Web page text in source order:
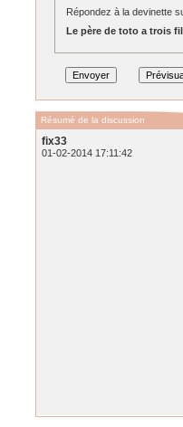
Répondez à la devinette
Le père de toto a trois
Résumé de la discussion
fix33
01-02-2014 17:11:42